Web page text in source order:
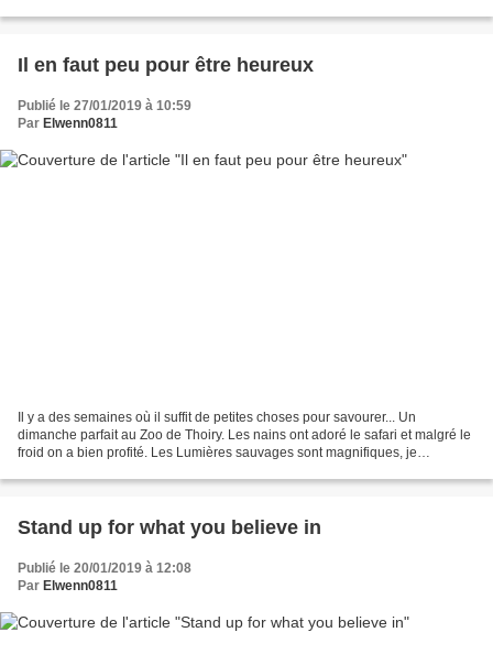
Il en faut peu pour être heureux
Publié le 27/01/2019 à 10:59
Par Elwenn0811
Il y a des semaines où il suffit de petites choses pour savourer... Un
dimanche parfait au Zoo de Thoiry. Les nains ont adoré le safari et malgré le
froid on a bien profité. Les Lumières sauvages sont magnifiques, je
Stand up for what you believe in
Publié le 20/01/2019 à 12:08
Par Elwenn0811